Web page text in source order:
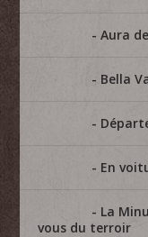
Aura
Bella
En
La
vous du terroir